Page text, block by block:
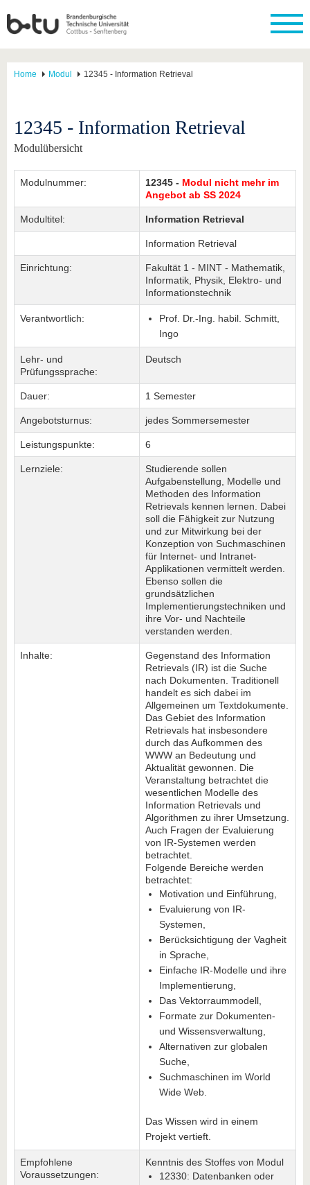
Home Modul 12345 - Information Retrieval
12345 - Information Retrieval
Modulübersicht
Modulnummer: 12345 - Modul nicht mehr im
Angebot ab SS 2024
Modultitel: Information Retrieval
Information Retrieval
Einrichtung:
Fakultät 1 - MINT - Mathematik,
Informatik, Physik, Elektro- und
Informationstechnik
Verantwortlich:
Prof. Dr.-Ing. habil. Schmitt,
Ingo
Lehr- und
Prüfungssprache:
Deutsch
Dauer: 1 Semester
Angebotsturnus: jedes Sommersemester
Leistungspunkte: 6
Lernziele:
Studierende sollen
Aufgabenstellung, Modelle und
Methoden des Information
Retrievals kennen lernen. Dabei
soll die Fähigkeit zur Nutzung
und zur Mitwirkung bei der
Konzeption von Suchmaschinen
für Internet- und Intranet-
Applikationen vermittelt werden.
Ebenso sollen die
grundsätzlichen
Implementierungstechniken und
ihre Vor- und Nachteile
verstanden werden.
Inhalte:
Gegenstand des Information
Retrievals (IR) ist die Suche
nach Dokumenten. Traditionell
handelt es sich dabei im
Allgemeinen um Textdokumente.
Das Gebiet des Information
Retrievals hat insbesondere
durch das Aufkommen des
WWW an Bedeutung und
Aktualität gewonnen. Die
Veranstaltung betrachtet die
wesentlichen Modelle des
Information Retrievals und
Algorithmen zu ihrer Umsetzung.
Auch Fragen der Evaluierung
von IR-Systemen werden
betrachtet.
Folgende Bereiche werden
betrachtet:
Motivation und Einführung,
Evaluierung von IR-
Systemen,
Berücksichtigung der Vagheit
in Sprache,
Einfache IR-Modelle und ihre
Implementierung,
Das Vektorraummodell,
Formate zur Dokumenten-
und Wissensverwaltung,
Alternativen zur globalen
Suche,
Suchmaschinen im World
Wide Web.
Das Wissen wird in einem
Projekt vertieft.
Empfohlene
Voraussetzungen:
Kenntnis des Stoffes von Modul
12330: Datenbanken oder